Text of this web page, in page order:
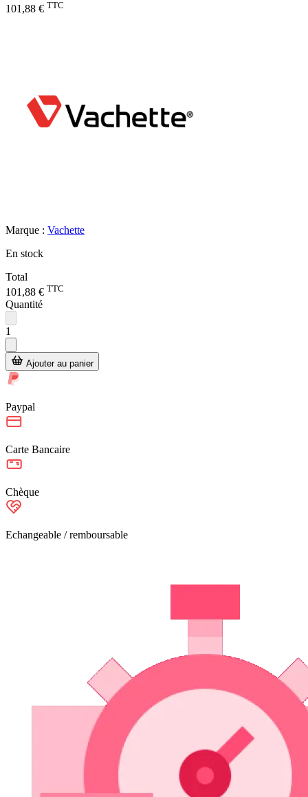
101,88 € TTC
Marque : Vachette
En stock
Total
101,88 € TTC
Quantité
1
Ajouter au panier
Paypal
Carte Bancaire
Chèque
Echangeable / remboursable